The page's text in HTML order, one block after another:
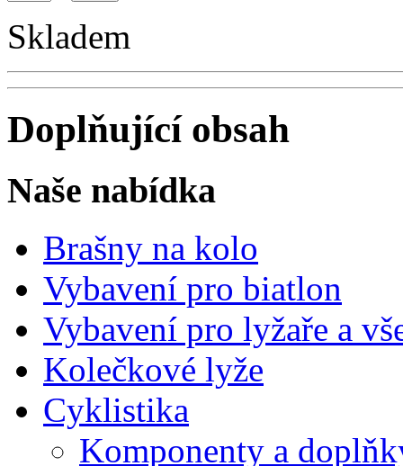
Skladem
Doplňující obsah
Naše nabídka
Brašny na kolo
Vybavení pro biatlon
Vybavení pro lyžaře a
Kolečkové lyže
Cyklistika
Komponenty a